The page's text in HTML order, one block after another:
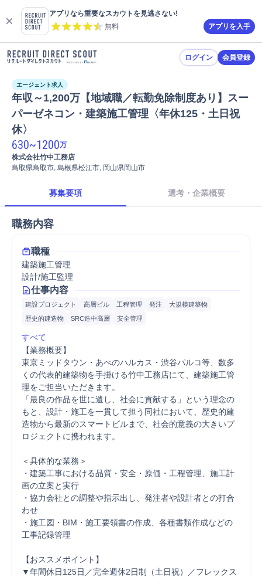
アプリなら重要なスカウトを見逃さない!
無料
アプリを入手
ログイン 会員登録
エージェント求人
年収～1,200万【地域職／転勤免除制度あり】スー
パーゼネコン・建築施工管理〈年休125・土日祝
休〉
630~1200万
株式会社竹中工務店
鳥取県鳥取市, 島根県松江市, 岡山県岡山市
募集要項 選考・企業概要
職務内容
職種
建築施工管理
設計/施工監理
仕事内容
建設プロジェクト 高層ビル 工程管理 発注
大規模建築物
歴史的建造物
SRC造中高層 安全管理
すべて
【業務概要】
東京ミッドタウン・あべのハルカス・渋谷パルコ等、数多
くの代表的建築物を手掛ける竹中工務店にて、建築施工管
理をご担当いただきます。
「最良の作品を世に遺し、社会に貢献する」という理念の
もと、設計・施工を一貫して担う同社において、歴史的建
造物から最新のスマートビルまで、社会的意義の大きいプ
ロジェクトに携われます。
＜具体的な業務＞
・建築工事における品質・安全・原価・工程管理、施工計
画の立案と実行
・協力会社との調整や指示出し、発注者や設計者との打合
わせ
・施工図・BIM・施工要領書の作成、各種書類作成などの
工事記録管理
【おススメポイント】
▼年間休日125日／完全週休2日制（土日祝）／フレックス